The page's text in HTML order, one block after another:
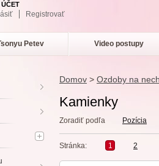
Registrovať
Petev Video postupy
Domov > Ozdoby na
Kamienky
Zoradiť podľa Pozícia
Stránka: 1 2